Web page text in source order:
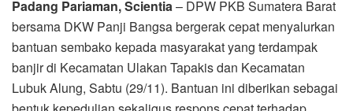
Padang Pariaman, Scientia– DPW PKB Sumatera Barat
bersama DKW Panji Bangsa bergerak cepat menyalurkan
bantuan sembako kepada masyarakat yang terdampak
banjir di Kecamatan Ulakan Tapakis dan Kecamatan
Lubuk Alung, Sabtu (29/11). Bantuan ini diberikan sebagai